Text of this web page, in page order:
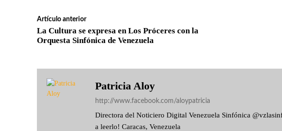
Artículo anterior
La Cultura se expresa en Los Próceres con la
Orquesta Sinfónica de Venezuela
Patricia Aloy
http://www.facebook.com/aloypatricia
Directora del Noticiero Digital Venezuela Sinfónica
a leerlo! Caracas, Venezuela